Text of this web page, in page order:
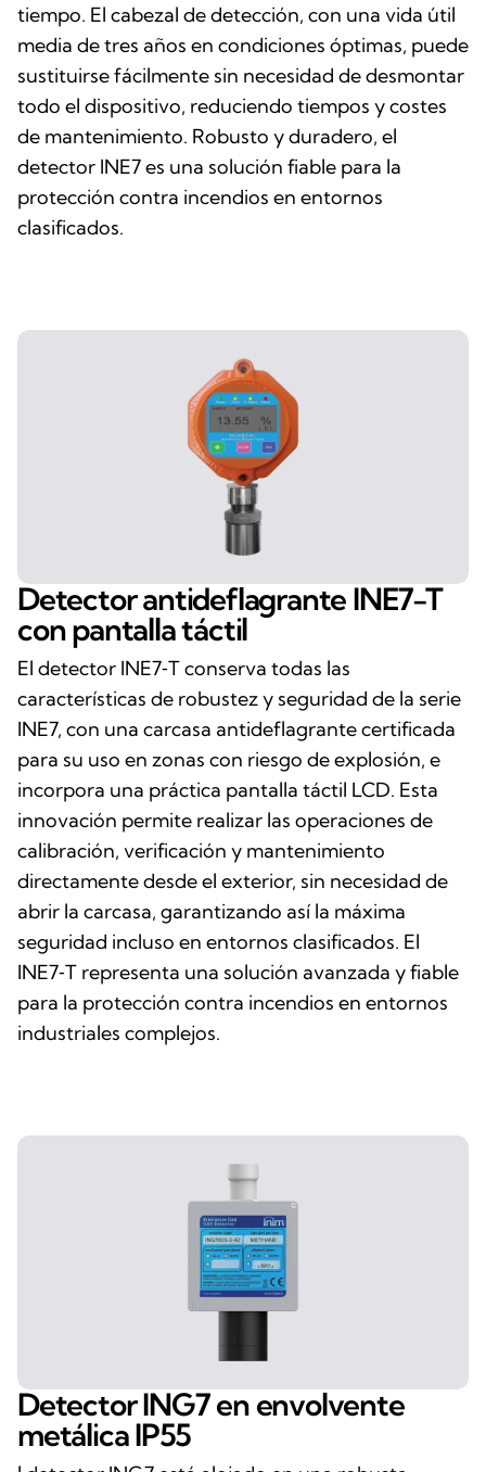
tiempo. El cabezal de detección, con una vida útil
media de tres años en condiciones óptimas, puede
sustituirse fácilmente sin necesidad de desmontar
todo el dispositivo, reduciendo tiempos y costes
de mantenimiento. Robusto y duradero, el
detector INE7 es una solución fiable para la
protección contra incendios en entornos
clasificados.
Detector antideflagrante INE7-T
con pantalla táctil
El detector INE7‑T conserva todas las
características de robustez y seguridad de la serie
INE7, con una carcasa antideflagrante certificada
para su uso en zonas con riesgo de explosión, e
incorpora una práctica pantalla táctil LCD. Esta
innovación permite realizar las operaciones de
calibración, verificación y mantenimiento
directamente desde el exterior, sin necesidad de
abrir la carcasa, garantizando así la máxima
seguridad incluso en entornos clasificados. El
INE7‑T representa una solución avanzada y fiable
para la protección contra incendios en entornos
industriales complejos.
Detector ING7 en envolvente
metálica IP55